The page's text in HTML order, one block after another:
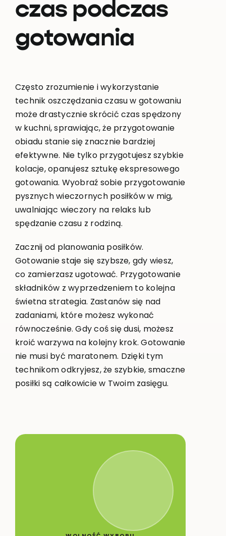
czas podczas
gotowania
Często zrozumienie i wykorzystanie
technik oszczędzania czasu w gotowaniu
może drastycznie skrócić czas spędzony
w kuchni, sprawiając, że przygotowanie
obiadu stanie się znacznie bardziej
efektywne. Nie tylko przygotujesz szybkie
kolacje, opanujesz sztukę ekspresowego
gotowania. Wyobraź sobie przygotowanie
pysznych wieczornych posiłków w mig,
uwalniając wieczory na relaks lub
spędzanie czasu z rodziną.
Zacznij od planowania posiłków.
Gotowanie staje się szybsze, gdy wiesz,
co zamierzasz ugotować. Przygotowanie
składników z wyprzedzeniem to kolejna
świetna strategia. Zastanów się nad
zadaniami, które możesz wykonać
równocześnie. Gdy coś się dusi, możesz
kroić warzywa na kolejny krok. Gotowanie
nie musi być maratonem. Dzięki tym
technikom odkryjesz, że szybkie, smaczne
posiłki są całkowicie w Twoim zasięgu.